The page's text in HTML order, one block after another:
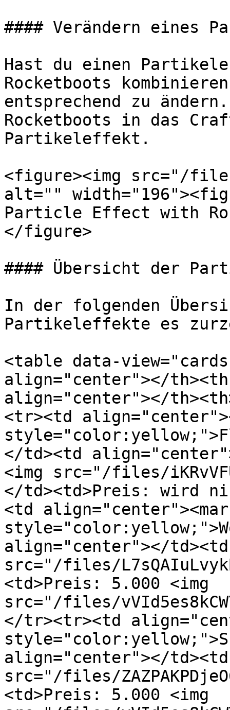
#### Verändern eines
Hast du einen
Rocketboots
entsprechend zu
Rocketboots in das
Partikeleffekt.
<figure><img src="/
alt=""
Particle Effect with
</figure>
#### Übersicht der
In der folgenden
Partikeleffekte es
<table data-
align="center"></
align="center"></
<tr><td
</td><td
<img src="/files/
</td><td>Preis: wird
<td
align="center"></
src="/files/
<td>Preis: 5.000 <img
src="/files/
</tr><tr><td
align="center"></
src="/files/
<td>Preis: 5.000 <img